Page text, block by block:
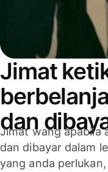
Jimat
dan
Jimat wang apabila
dan dibayar dalam
yang anda